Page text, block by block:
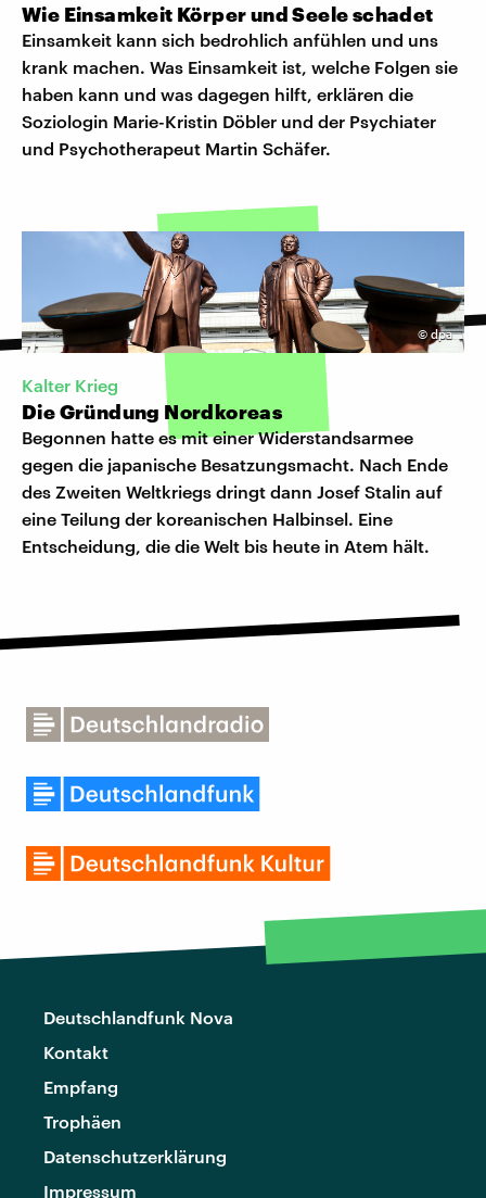
Wie Einsamkeit Körper und Seele schadet
Einsamkeit kann sich bedrohlich anfühlen und uns
krank machen. Was Einsamkeit ist, welche Folgen sie
haben kann und was dagegen hilft, erklären die
Soziologin Marie-Kristin Döbler und der Psychiater
und Psychotherapeut Martin Schäfer.
©dpa
Kalter Krieg
Die Gründung Nordkoreas
Begonnen hatte es mit einer Widerstandsarmee
gegen die japanische Besatzungsmacht. Nach Ende
des Zweiten Weltkriegs dringt dann Josef Stalin auf
eine Teilung der koreanischen Halbinsel. Eine
Entscheidung, die die Welt bis heute in Atem hält.
Deutschlandfunk Nova
Kontakt
Empfang
Trophäen
Datenschutzerklärung
Impressum